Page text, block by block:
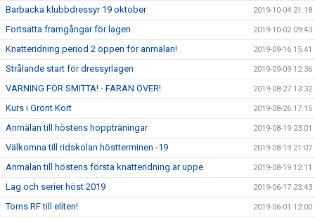
Barbacka klubbdressyr 19 oktober 2019-10-04 21:18
Fortsatta framgångar för lagen 2019-10-02 09:43
Knatteridning period 2 öppen för anmälan! 2019-09-16 15:41
Strålande start för dressyrlagen 2019-09-09 12:36
VARNING FÖR SMITTA! - FARAN ÖVER! 2019-08-27 13:32
Kurs i Grönt Kort 2019-08-26 17:15
Anmälan till höstens hoppträningar 2019-08-19 23:01
Välkomna till ridskolan höstterminen -19 2019-08-19 21:07
Anmälan till höstens första knatteridning är uppe 2019-08-19 12:11
Lag och serier höst 2019 2019-06-17 23:43
Torns RF till eliten! 2019-06-01 12:00